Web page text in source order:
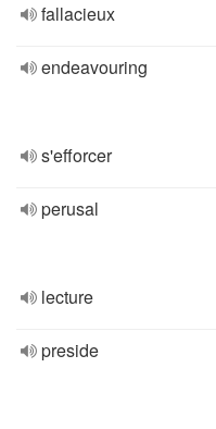
fallacieux
endeavouring
s'efforcer
perusal
lecture
preside